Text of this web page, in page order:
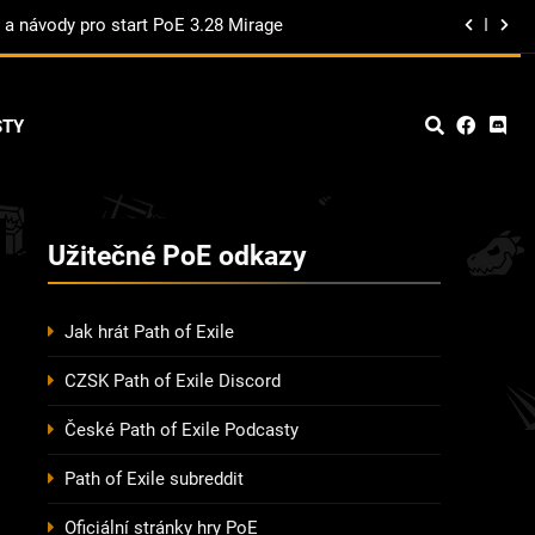
a návody pro start PoE 3.28 Mirage
pro start Keepers of the Flame
a návody pro start PoE 3.28 Mirage
Buildy pro Phrecia event
pro start Keepers of the Flame
Užitečné PoE odkazy
Jak hrát Path of Exile
CZSK Path of Exile Discord
České Path of Exile Podcasty
Path of Exile subreddit
Oficiální stránky hry PoE